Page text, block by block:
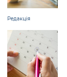
Редакція